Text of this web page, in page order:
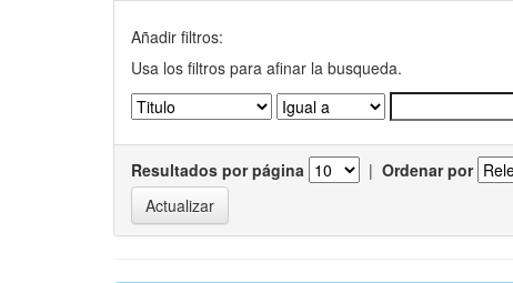
Añadir filtros:
Usa los filtros para afinar la busqueda.
Resultados por página | Ordenar por